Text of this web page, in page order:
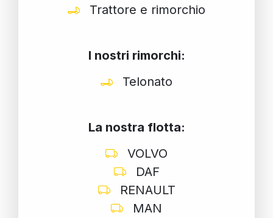
Trattore e rimorchio
I nostri rimorchi:
Telonato
La nostra flotta:
VOLVO
DAF
RENAULT
MAN